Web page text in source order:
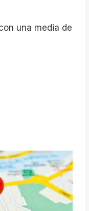
una media de